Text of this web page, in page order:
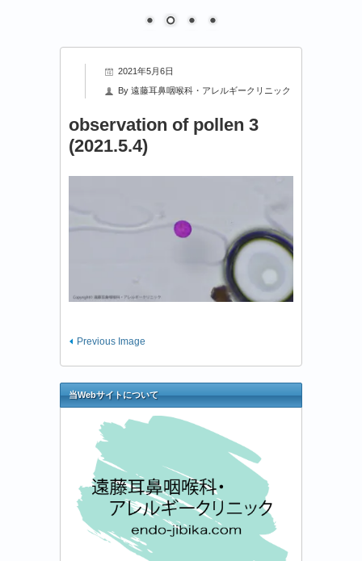
2021年5月6日
By 遠藤耳鼻咽喉科・アレルギークリニック
observation of pollen 3
(2021.5.4)
Previous Image
当Webサイトについて